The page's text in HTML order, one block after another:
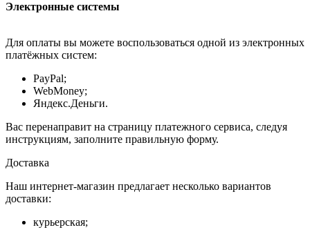
Электронные системы
Для оплаты вы можете воспользоваться одной из электронных
платёжных систем:
PayPal;
WebMoney;
Яндекс.Деньги.
Вас перенаправит на страницу платежного сервиса, следуя
инструкциям, заполните правильную форму.
Доставка
Наш интернет-магазин предлагает несколько вариантов
доставки:
курьерская;